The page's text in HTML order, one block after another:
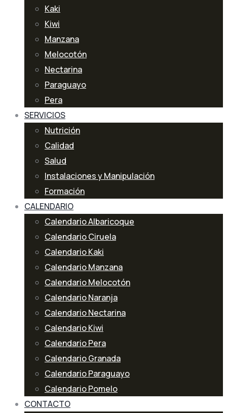
Kaki
Kiwi
Manzana
Melocotón
Nectarina
Paraguayo
Pera
SERVICIOS
Nutrición
Calidad
Salud
Instalaciones y Manipulación
Formación
CALENDARIO
Calendario Albaricoque
Calendario Ciruela
Calendario Kaki
Calendario Manzana
Calendario Melocotón
Calendario Naranja
Calendario Nectarina
Calendario Kiwi
Calendario Pera
Calendario Granada
Calendario Paraguayo
Calendario Pomelo
CONTACTO